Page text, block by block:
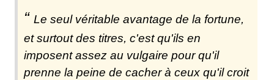
Le seul véritable avantage de la fortune,
et surtout des titres, c'est qu'ils en
imposent assez au vulgaire pour qu'il
prenne la peine de cacher à ceux qu'il croit